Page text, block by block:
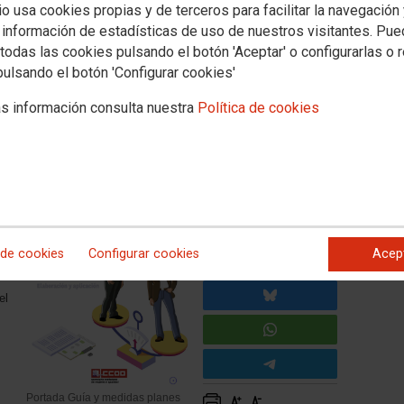
usa cookies propias y de terceros para facilitar la navegación
de estadísticas de uso de nuestros visitantes.
las cookies pulsando el botón 'Aceptar' o configurarlas o
el botón 'Configurar cookies'
información consulta nuestra Política de cookies
cookies Configurar cookies
medidas y planes de
de CCOO ha elaborado una ‘Guía de medidas y
de las delegadas y delegados, para facilitar la
Portada Guía y medidas planes